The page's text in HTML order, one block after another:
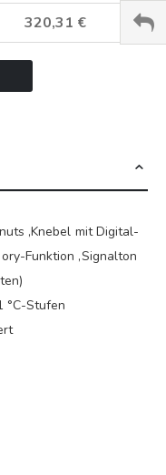
320,31 €
,Knebel mit Digital-
Funktion ,Signalton
°C-Stufen